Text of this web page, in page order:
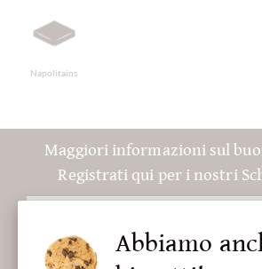
Napolitains
Maggiori informazioni sul
Registrati qui per i nostri
Abbiamo